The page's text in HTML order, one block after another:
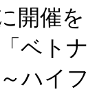
開催を
ベトナ
ハイフ